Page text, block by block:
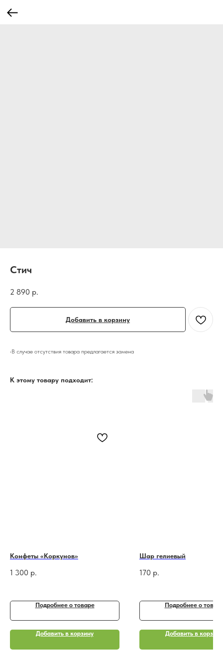
Стич
2 890 р.
Добавить в корзину
•В случае отсутствия товара предлагается замена
К этому товару подходит:
Конфеты «Коркунов»
1 300 р.
Подробнее o товаре
Добавить в корзину
Шар гелиевый
170 р.
Подробнее o
Добавить в корзину